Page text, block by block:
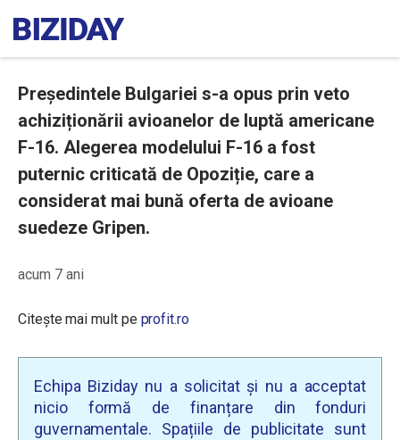
Președintele Bulgariei s-a opus prin veto
achiziționării avioanelor de luptă americane
F-16. Alegerea modelului F-16 a fost
puternic criticată de Opoziție, care a
considerat mai bună oferta de avioane
suedeze Gripen.
acum 7 ani
Citește mai mult pe profit.ro
Echipa Biziday nu a solicitat și nu a acceptat
nicio formă de finanțare din fonduri
guvernamentale. Spațiile de publicitate sunt